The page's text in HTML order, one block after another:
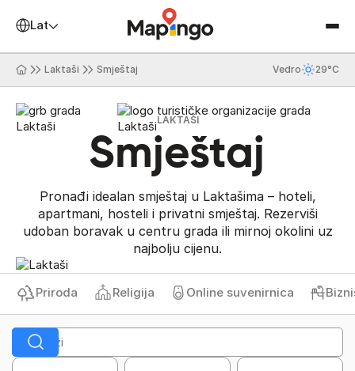
Latinica
Laktaši Smještaj Vedro 29°C
LAKTAŠI
Smještaj
Pronađi idealan smještaj u Laktašima – hoteli,
apartmani, hosteli i privatni smještaj. Rezerviši
udoban boravak u centru grada ili mirnoj okolini uz
najbolju cijenu.
Priroda Religija Online suvenirnica Biznis